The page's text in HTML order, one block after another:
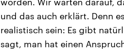
und das auch erklärt. Denn
realistisch sein: Es gibt
sagt, man hat einen